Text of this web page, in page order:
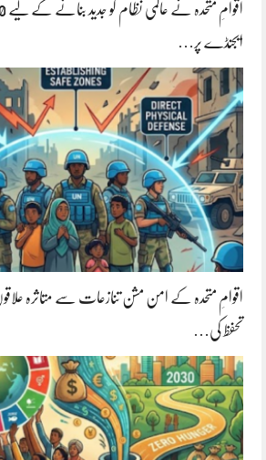
ایجنڈے پر…
اقوامِ متحدہ کے امن مشن تنازعات سے متاثرہ
تحفظ کی…